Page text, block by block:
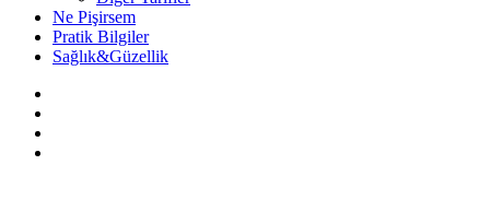
Ne Pişirsem
Pratik Bilgiler
Sağlık&Güzellik